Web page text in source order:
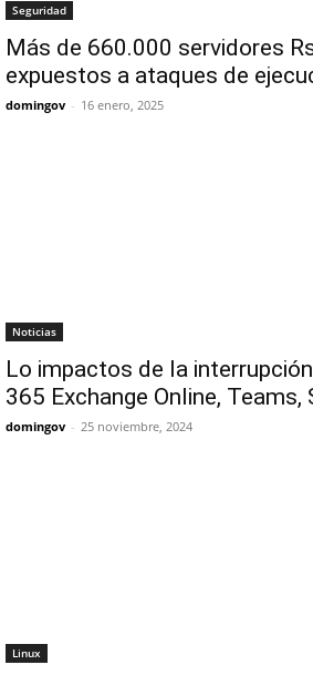
Seguridad
Más de 660.000 servidores
expuestos a ataques de
domingov - 16 enero, 2025
Noticias
Lo impactos de la
365 Exchange Online, Teams,
domingov - 25 noviembre, 2024
Linux